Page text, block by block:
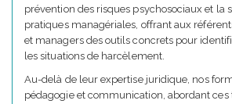
prévention des risques psychosociaux et la
pratiques managériales, offrant aux
et managers des outils concrets pour
les situations de harcèlement.
Au-delà de leur expertise juridique, nos
pédagogie et communication, abordant